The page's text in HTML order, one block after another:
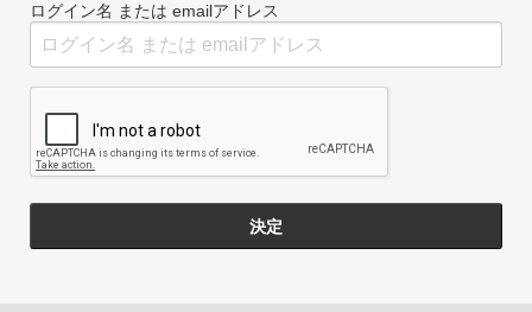
ログイン名 または emailアドレス
決定